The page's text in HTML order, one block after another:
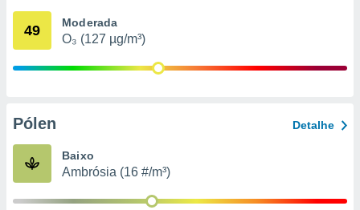
através
estudos
49 Moderada
O₃ (127 µg/m³)
Pólen Detalhe
Baixo
Ambrósia (16 #/m³)